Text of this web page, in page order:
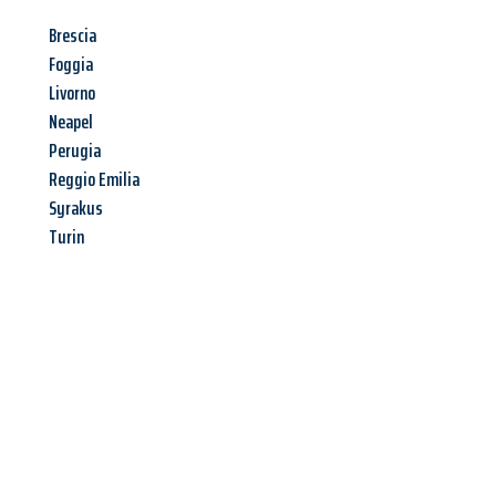
Brescia
Foggia
Livorno
Neapel
Perugia
Reggio Emilia
Syrakus
Turin